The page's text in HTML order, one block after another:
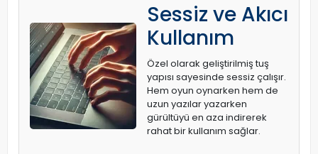
Sessiz ve Akıcı
Kullanım
Özel olarak geliştirilmiş tuş
yapısı sayesinde sessiz çalışır.
Hem oyun oynarken hem de
uzun yazılar yazarken
gürültüyü en aza indirerek
rahat bir kullanım sağlar.